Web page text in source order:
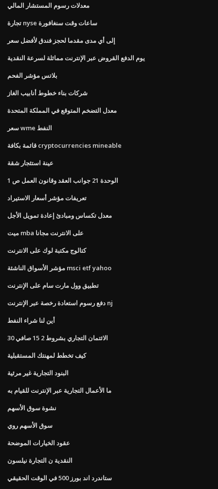
معدلات رسوم المستشار المالي
تجارة nyse ساعات وقت سنغافورة
إلى أي مدى مقدما لحجز فندق لأفضل سعر
يوم الدفع القروض عبر الإنترنت مماثلة لسرعة النقدية
بلاتس مؤشر الفحم
شركات بناء خطوط أنابيب الغاز
معدل التضخم المتوقع في المملكة المتحدة
سعر wme النفط
قائمة بكافة cryptocurrencies mineable
عينة استئجار شقة
الوحدة 21 جوانب العقد وقانون العمل ص 1
تعريفات مؤشر أسعار الاستيراد
معدل تكساس ومبادئ إعادة تمويل الأجل
ميت mba على الانترنت مجانا
كتالوج مكتبة لوك على الانترنت
مؤشر الأسواق الناشئة msci etf yahoo
تطبيق وول مارت سام على الإنترنت
دفع رسوم استعادة رخصة عبر الإنترنت nj
أين لنا شراء النفط
الائتمان التجاري بشروط 2 15 صافي 30
كيف تخطط لمهنتك المستقبلية
البنود التجارية غير مرئية
ما الأعمال التجارية عبر الإنترنت للقيام به
نشوة سوق الأسهم
سوق الأسهم روي
عقود الخيارات الموضحة
النقدية ن التجارة نيلسون
ستاندرد اند بورز 500 في الوقت الحقيقي